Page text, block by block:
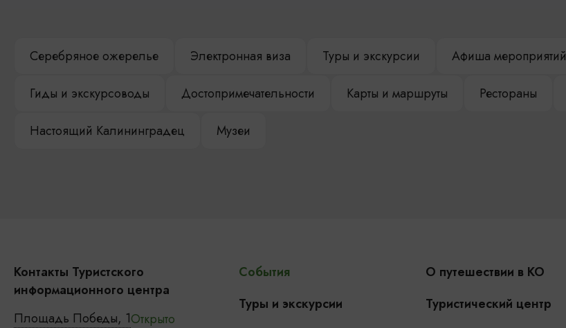
Серебряное ожерелье Электронная виза Туры и экскурсии Афиша мероприятий
Гиды и экскурсоводы Достопримечательности Карты и маршруты Рестораны
Настоящий Калининградец Музеи
Контакты Туристского
информационного центра
Площадь Победы, 1Открыто
События
Туры и экскурсии
О путешествии в КО
Туристический центр